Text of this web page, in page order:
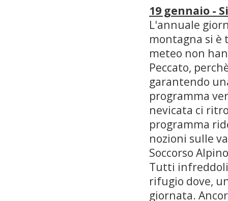
19 gennaio -
L'annuale
montagna si è
meteo non
Peccato,
garantendo
programma
nevicata ci
programma
nozioni sulle
Soccorso
Tutti
rifugio dove,
giornata.